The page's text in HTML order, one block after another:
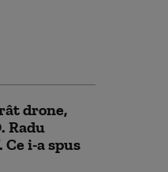
drone,
Radu
i-a spus